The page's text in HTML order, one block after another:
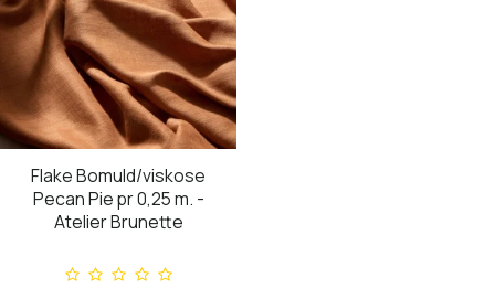
Flake Bomuld/viskose
Pecan Pie pr 0,25 m. -
Atelier Brunette